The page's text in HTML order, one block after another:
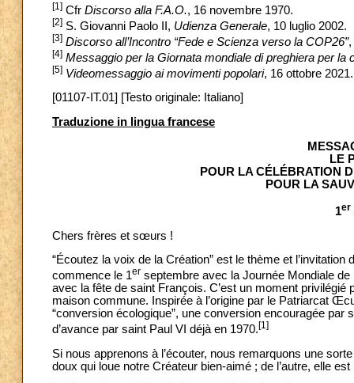
[1] Cfr Discorso alla F.A.O., 16 novembre 1970.
[2] S. Giovanni Paolo II, Udienza Generale, 10 luglio 2002.
[3] Discorso all’Incontro “Fede e Scienza verso la COP26”,
[4] Messaggio per la Giornata mondiale di preghiera per la
[5] Videomessaggio ai movimenti popolari, 16 ottobre 2021.
[01107-IT.01] [Testo originale: Italiano]
Traduzione in lingua francese
LE
POUR LA CÉLÉBRATION
POUR LA
1er
Chers frères et sœurs !
“Écoutez la voix de la Création” est le thème et
commence le 1er septembre avec la Journée Mondiale
avec la fête de saint François. C’est un moment
maison commune. Inspirée à l’origine par le Patriarcat
“conversion écologique”, une conversion encouragée par
d’avance par saint Paul VI déjà en 1970.[1]
Si nous apprenons à l’écouter, nous remarquons une
doux qui loue notre Créateur bien-aimé ; de l’autre, elle